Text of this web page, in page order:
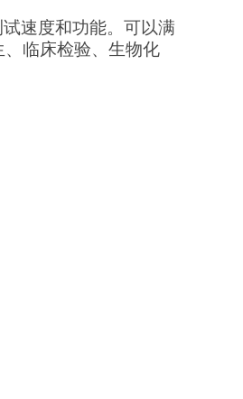
速度和功能。可以满
临床检验、生物化